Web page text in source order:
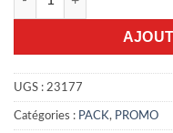
UGS : 23177
Catégories : PACK, PROMO